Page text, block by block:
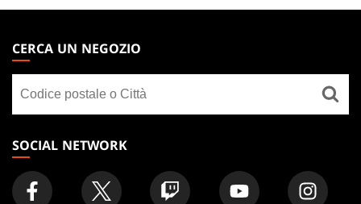
THE
GATHERING
FOOTER
CERCA UN NEGOZIO
un
negozio
SOCIAL NETWORK